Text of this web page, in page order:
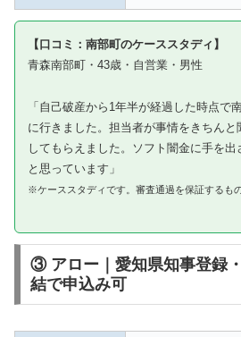
【口コミ：南部町のケーススタディ】
青森南部町・43歳・自営業・男性
「自己破産から1年半が経過した時点で
に行きました。担当者が事情をきちん
してもらえました。ソフト闇金に手を
と思っています」
※ケーススタディです。審査通過を保証するも
③ アロー｜愛知県知事登録
結で申込み可